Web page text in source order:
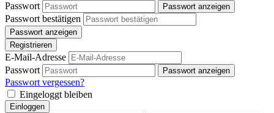
Passwort
Passwort anzeigen
Passwort bestätigen
Passwort anzeigen
Registrieren
E-Mail-Adresse
Passwort
Passwort anzeigen
Passwort vergessen?
Eingeloggt bleiben
Einloggen